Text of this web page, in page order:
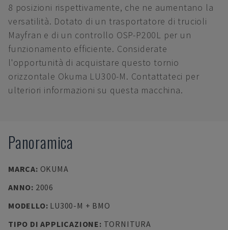
8 posizioni rispettivamente, che ne aumentano la
versatilità. Dotato di un trasportatore di trucioli
Mayfran e di un controllo OSP-P200L per un
funzionamento efficiente. Considerate
l'opportunità di acquistare questo tornio
orizzontale Okuma LU300-M. Contattateci per
ulteriori informazioni su questa macchina.
Panoramica
MARCA: OKUMA
ANNO: 2006
MODELLO: LU300-M + BMO
TIPO DI APPLICAZIONE: TORNITURA